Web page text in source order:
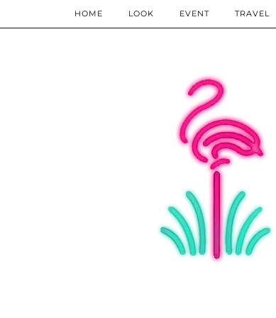
HOME LOOK EVENT TRAVEL